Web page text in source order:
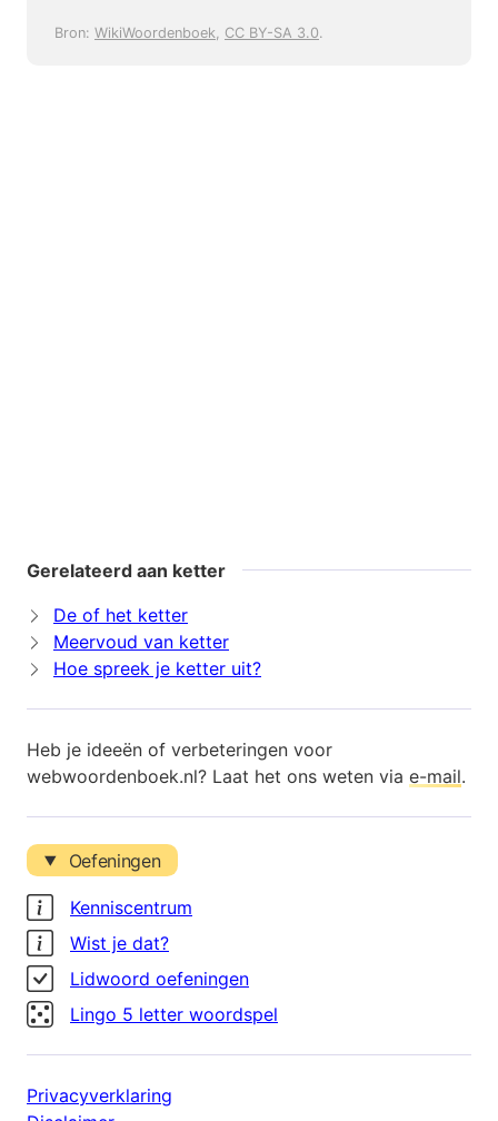
Bron: WikiWoordenboek, CC BY-SA 3.0.
Gerelateerd aan ketter
De of het ketter
Meervoud van ketter
Hoe spreek je ketter uit?
Heb je ideeën of verbeteringen voor
webwoordenboek.nl? Laat het ons weten via e-mail.
Oefeningen
Kenniscentrum
Wist je dat?
Lidwoord oefeningen
Lingo 5 letter woordspel
Privacyverklaring